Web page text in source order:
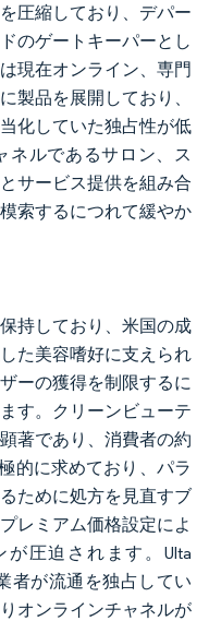
圧縮しており、デパー
のゲートキーパーとし
現在オンライン、専門
製品を展開しており、
化していた独占性が低
ネルであるサロン、ス
サービス提供を組み合
索するにつれて緩やか
持しており、米国の成
た美容嗜好に支えられ
ーの獲得を制限するに
す。クリーンビューテ
著であり、消費者の約
的に求めており、パラ
ために処方を見直すブ
レミアム価格設定によ
圧迫されます。Ulta
者が流通を独占してい
オンラインチャネルが